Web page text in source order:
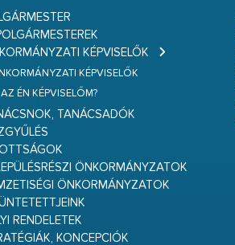
KÉPVISELŐK
KÉPVISELŐK
AZ ÉN KÉPVISELŐM?
TANÁCSADÓK
ÖNKORMÁNYZATOK
ÖNKORMÁNYZATOK
RENDELETEK
KONCEPCIÓK